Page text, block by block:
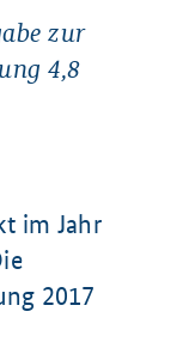
zur
4,8
im Jahr
2017